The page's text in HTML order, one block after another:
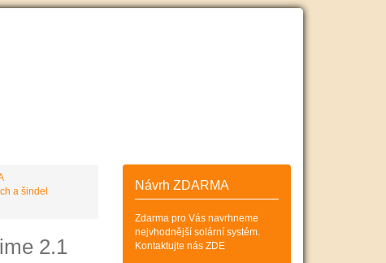
a šindel
2.1
Návrh ZDARMA
Zdarma pro Vás navrhneme
nejvhodnější solární systém.
Kontaktujte nás ZDE